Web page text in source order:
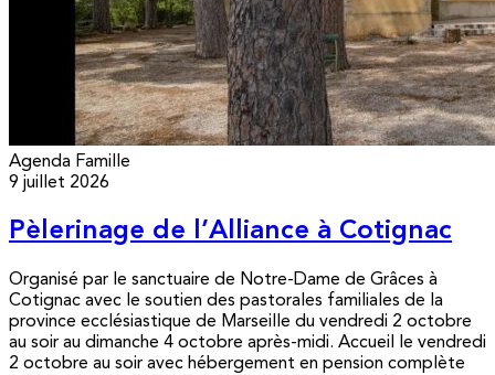
Agenda Famille
9 juillet 2026
Pèlerinage de l’Alliance à Cotignac
Organisé par le sanctuaire de Notre-Dame de Grâces à
Cotignac avec le soutien des pastorales familiales de la
province ecclésiastique de Marseille du vendredi 2 octobre
au soir au dimanche 4 octobre après-midi. Accueil le vendredi
2 octobre au soir avec hébergement en pension complète